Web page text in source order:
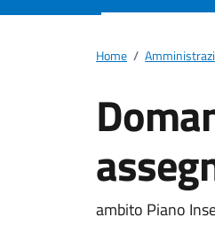
Home /
ambito Piano